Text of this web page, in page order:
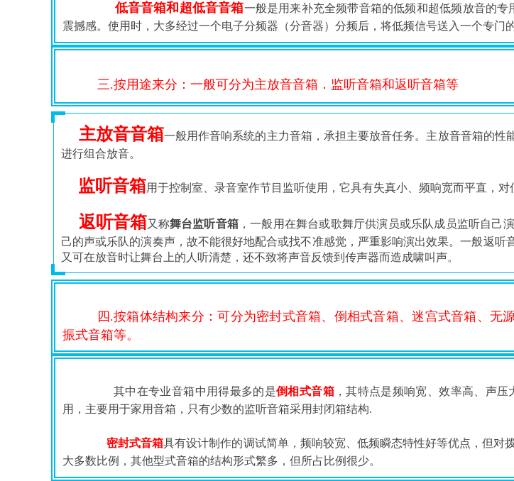
低音音箱和超低音音箱一般是用来补充全频带音箱的低频和超低频放音的
震撼感。使用时，大多经过一个电子分频器（分音器）分频后，将低频信号送入一个专门
三.按用途来分：一般可分为主放音音箱．监听音箱和返听音箱等
主放音音箱一般用作音响系统的主力音箱，承担主要放音任务。主放音音箱的
进行组合放音。
监听音箱用于控制室、录音室作节目监听使用，它具有失真小、频响宽而平直，
返听音箱又称舞台监听音箱，一般用在舞台或歌舞厅供演员或乐队成员监听自己
己的声或乐队的演奏声，故不能很好地配合或找不准感觉，严重影响演出效果。一般返
又可在放音时让舞台上的人听清楚，还不致将声音反馈到传声器而造成啸叫声。
四.按箱体结构来分：可分为密封式音箱、倒相式音箱、迷宫式音箱、
振式音箱等。
其中在专业音箱中用得最多的是倒相式音箱，其特点是频响宽、效率高、声
用，主要用于家用音箱，只有少数的监听音箱采用封闭箱结构.
密封式音箱具有设计制作的调试简单，频响较宽、低频瞬态特性好等优点，但
大多数比例，其他型式音箱的结构形式繁多，但所占比例很少。